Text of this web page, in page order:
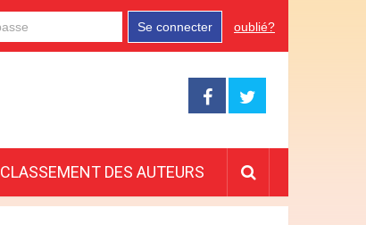
Se connecter oublié?
CLASSEMENT DES AUTEURS